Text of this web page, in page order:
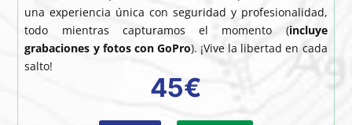
una experiencia única con seguridad y profesionalidad,
todo mientras capturamos el momento (incluye
grabaciones y fotos con GoPro). ¡Vive la libertad en cada
salto!
45€